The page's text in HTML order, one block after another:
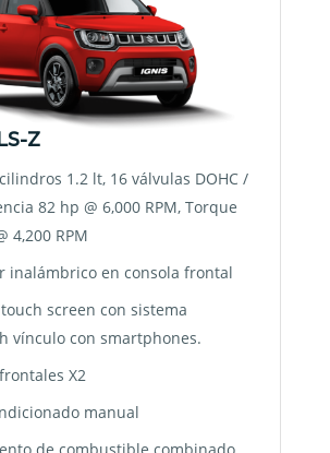
Z
1.2 lt, 16 válvulas DOHC /
82 hp @ 6,000 RPM, Torque
4,200 RPM
inalámbrico en consola frontal
screen con sistema
vínculo con smartphones.
X2
manual
de combustible combinado